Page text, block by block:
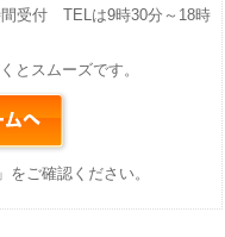
間受付 TELは9時30分～18時
とスムーズです。
をご確認ください。